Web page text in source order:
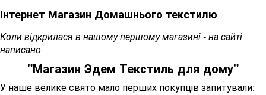
Інтернет Магазин Домашнього текстилю
Коли відкрилася в нашому першому магазині - на сайті
написано
"Магазин Эдем Текстиль для дому"
У наше велике свято мало перших покупців запитували: